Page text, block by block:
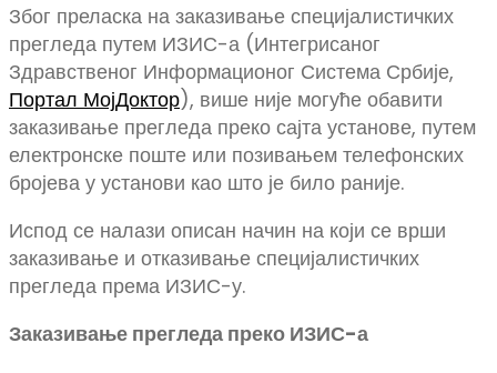
Због преласка на заказивање специјалистичких
прегледа путем ИЗИС-а (Интегрисаног
Здравственог Информационог Система Србије,
Портал МојДоктор), више није могуће обавити
заказивање прегледа преко сајта установе, путем
електронске поште или позивањем телефонских
бројева у установи као што је било раније.
Испод се налази описан начин на који се врши
заказивање и отказивање специјалистичких
прегледа према ИЗИС-у.
Заказивање прегледа преко ИЗИС-а